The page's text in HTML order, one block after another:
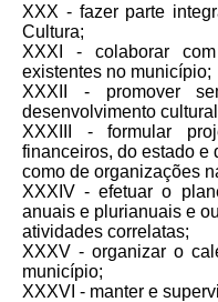
XXX - fazer parte
Cultura;
XXXI - colaborar
existentes no município;
XXXII - promover
desenvolvimento
XXXIII - formular
financeiros, do estado e
como de organizações
XXXIV - efetuar o
anuais e plurianuais e
atividades correlatas;
XXXV - organizar o
município;
XXXVI - manter e